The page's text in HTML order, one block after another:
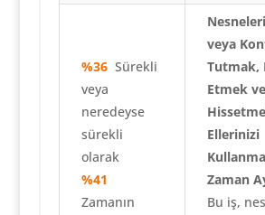
%36Sürekli
veya
neredeyse
sürekli
olarak
%41
Zamanın
veya
Tutmak,
Etmek
Ellerinizi
Zaman
Bu iş,